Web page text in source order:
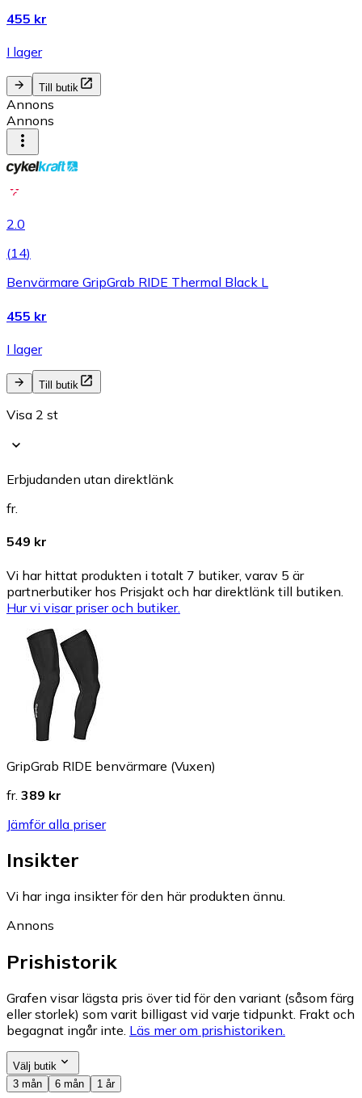
455 kr
I lager
Till butik
Annons
Annons
2.0
(14)
Benvärmare GripGrab RIDE Thermal Black L
455 kr
I lager
Till butik
Visa 2 st
Erbjudanden utan direktlänk
fr.
549 kr
Vi har hittat produkten i totalt 7 butiker, varav 5 är
partnerbutiker hos Prisjakt och har direktlänk till butiken.
Hur vi visar priser och butiker.
GripGrab RIDE benvärmare (Vuxen)
fr. 389 kr
Jämför alla priser
Insikter
Vi har inga insikter för den här produkten ännu.
Annons
Prishistorik
Grafen visar lägsta pris över tid för den variant (såsom färg
eller storlek) som varit billigast vid varje tidpunkt. Frakt och
begagnat ingår inte. Läs mer om prishistoriken.
Välj butik
3 mån
6 mån 1 år